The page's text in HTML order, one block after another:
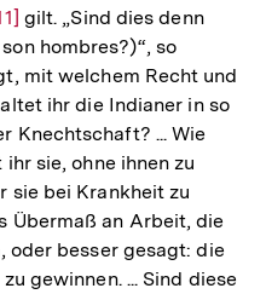
gilt. „Sind dies denn
hombres?)“, so
mit welchem Recht und
ihr die Indianer in so
Knechtschaft? ... Wie
sie, ohne ihnen zu
sie bei Krankheit zu
Übermaß an Arbeit, die
oder besser gesagt: die
gewinnen. ... Sind diese